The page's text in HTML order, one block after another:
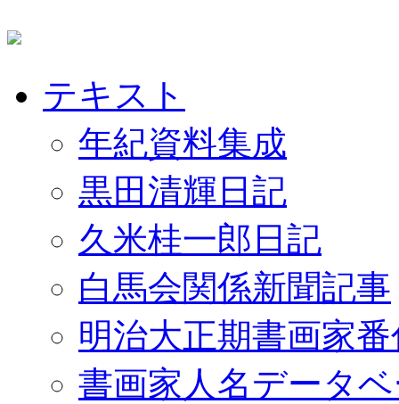
テキスト
年紀資料集成
黒田清輝日記
久米桂一郎日記
白馬会関係新聞記事
明治大正期書画家
書画家人名データ